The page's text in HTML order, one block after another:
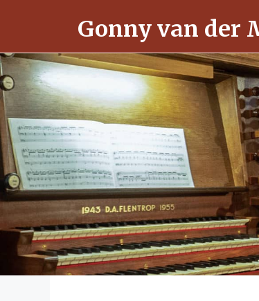
inhoud
Gonny van der